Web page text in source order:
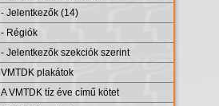
- Jelentkezők (14)
- Régiók
- Jelentkezők szekciók szerint
VMTDK plakátok
A VMTDK tíz éve című kötet